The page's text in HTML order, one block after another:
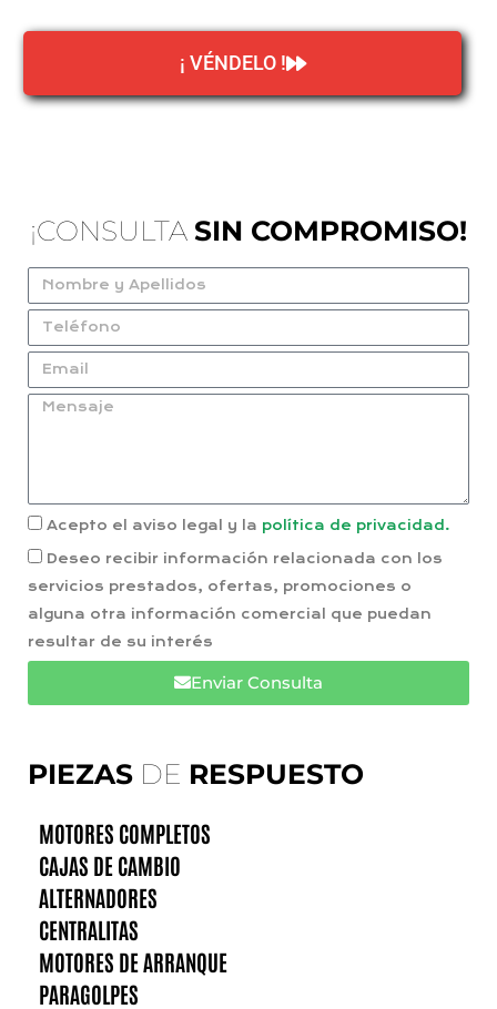
¡ VÉNDELO !
PIEZAS DE RESPUESTO
MOTORES COMPLETOS
CAJAS DE CAMBIO
ALTERNADORES
CENTRALITAS
MOTORES DE ARRANQUE
PARAGOLPES
¡CONSULTA SIN COMPROMISO!
Acepto el aviso legal y la política de privacidad.
Deseo recibir información relacionada con los
servicios prestados, ofertas, promociones o
alguna otra información comercial que puedan
resultar de su interés
Enviar Consulta